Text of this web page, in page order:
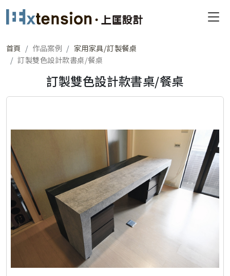
首頁 作品案例
家用家具/訂製餐桌
訂製雙色設計款書桌/餐桌
訂製雙色設計款書桌/餐桌